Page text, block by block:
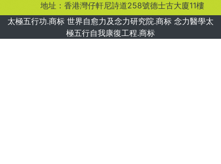
地址：香港灣仔軒尼詩道258號德士古大廈11樓
太極五行功.商标 世界自愈力及念力研究院.商标 念力醫學太
極五行自我康復工程.商标